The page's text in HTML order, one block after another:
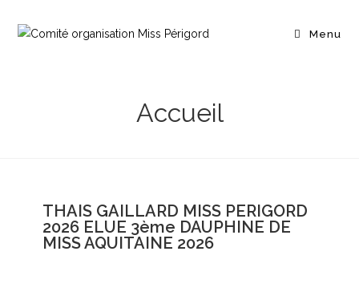
Menu
Accueil
THAIS GAILLARD MISS PERIGORD
2026 ELUE 3ème DAUPHINE DE
MISS AQUITAINE 2026